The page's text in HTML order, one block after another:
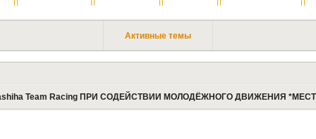
Активные темы
Team Racing ПРИ СОДЕЙСТВИИ МОЛОДЁЖНОГО ДВИЖЕНИЯ